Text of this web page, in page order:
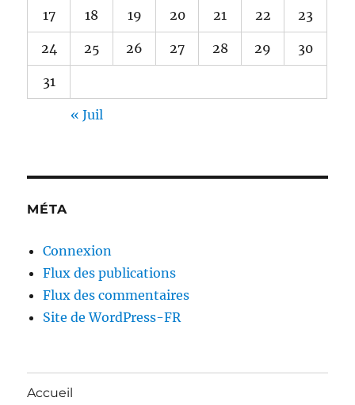
17 18 19 20 21 22 23
24 25 26 27 28 29 30
31
« Juil
MÉTA
Connexion
Flux des publications
Flux des commentaires
Site de WordPress-FR
Accueil